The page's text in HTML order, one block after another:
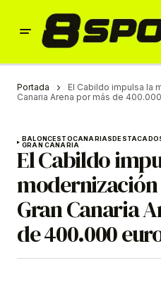
Portada
El Cabildo impulsa la
Canaria Arena por más de
BALONCESTOCANARIAS
GRAN CANARIA
El Cabildo
Gran Canaria
de 400.000